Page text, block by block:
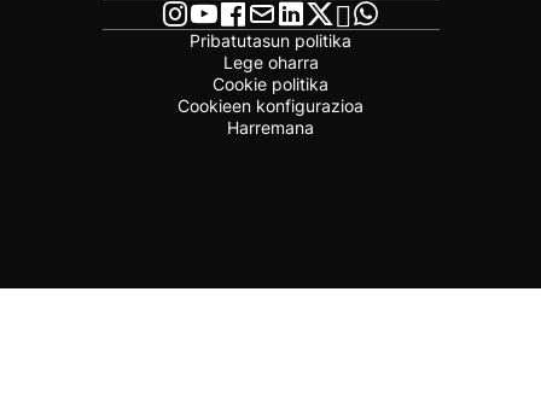
Pribatutasun politika
Lege oharra
Cookie politika
Cookieen konfigurazioa
Harremana